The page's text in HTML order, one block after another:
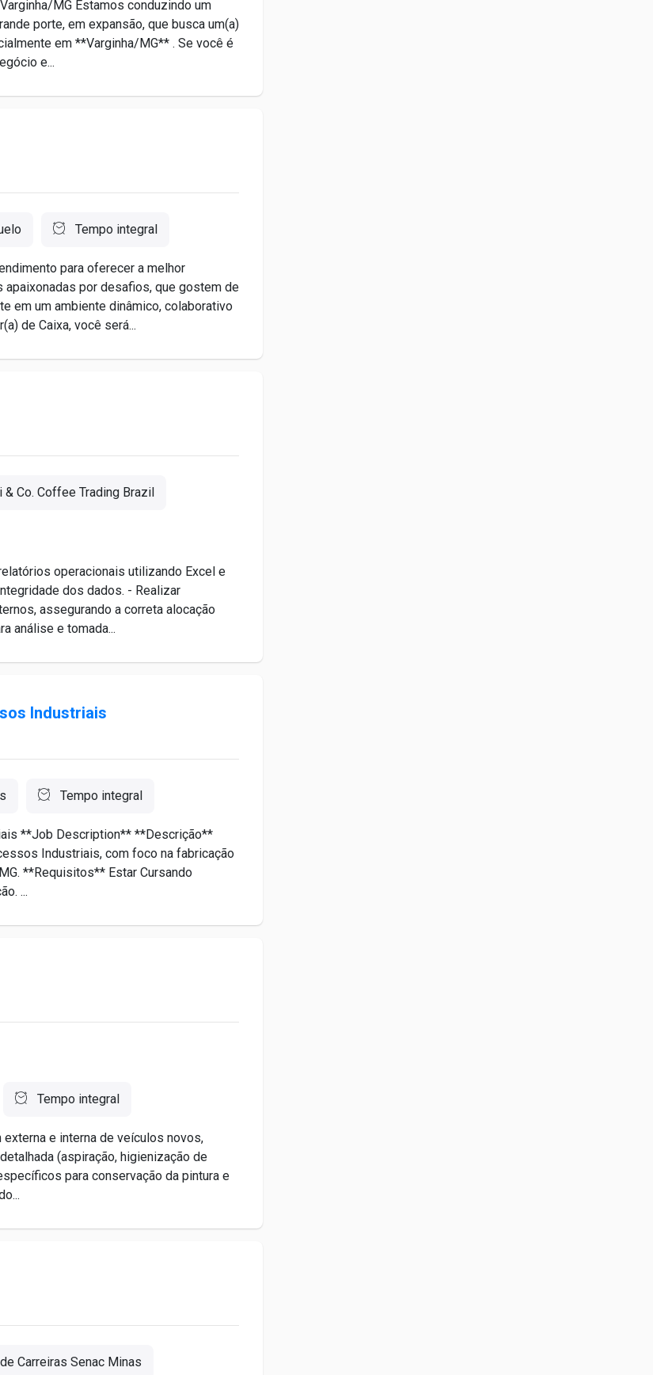
MG Estamos conduzindo um
porte, em expansão, que busca um(a)
em **Varginha/MG** . Se você é
e...
Tempo integral
para oferecer a melhor
por desafios, que gostem de
em um ambiente dinâmico, colaborativo
de Caixa, você será...
& Co. Coffee Trading Brazil
operacionais utilizando Excel e
dos dados. - Realizar
assegurando a correta alocação
análise e tomada...
Industriais
Tempo integral
**Job Description** **Descrição**
Industriais, com foco na fabricação
**Requisitos** Estar Cursando
...
Tempo integral
e interna de veículos novos,
(aspiração, higienização de
para conservação da pintura e
Carreiras Senac Minas